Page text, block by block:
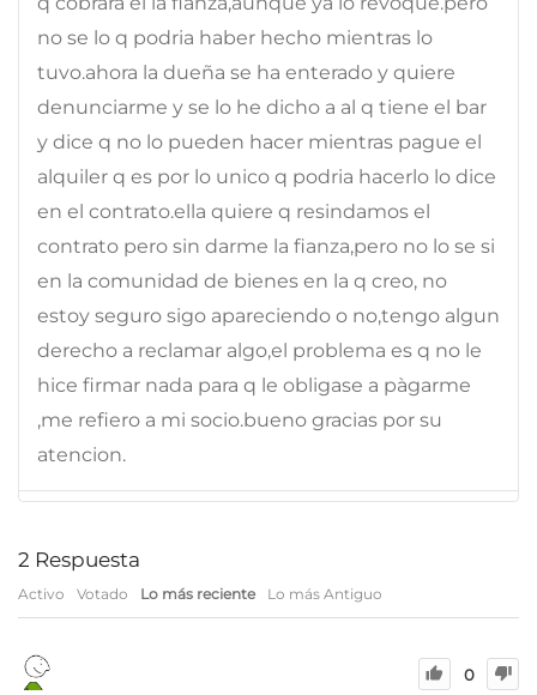
no se lo q podria haber hecho mientras lo
tuvo.ahora la dueña se ha enterado y quiere
denunciarme y se lo he dicho a al q tiene el bar
y dice q no lo pueden hacer mientras pague el
alquiler q es por lo unico q podria hacerlo lo dice
en el contrato.ella quiere q resindamos el
contrato pero sin darme la fianza,pero no lo se si
en la comunidad de bienes en la q creo, no
estoy seguro sigo apareciendo o no,tengo algun
derecho a reclamar algo,el problema es q no le
hice firmar nada para q le obligase a pàgarme
,me refiero a mi socio.bueno gracias por su
atencion.
2 Respuesta
Activo Votado Lo más reciente Lo más Antiguo
0